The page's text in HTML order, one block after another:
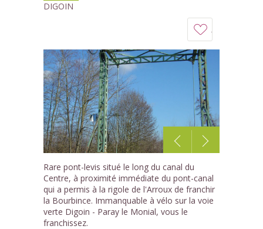
DIGOIN
à
1
Rare pont-levis situé le long du canal du
Centre, à proximité immédiate du pont-canal
qui a permis à la rigole de l'Arroux de franchir
la Bourbince. Immanquable à vélo sur la voie
verte Digoin - Paray le Monial, vous le
franchissez.